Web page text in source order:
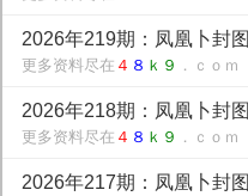
2026年219期：凤凰卜封图
更多资料尽在 ４ ８ ｋ９ ．ｃｏｍ
2026年218期：凤凰卜封图
更多资料尽在 ４ ８ ｋ９ ．ｃｏｍ
2026年217期：凤凰卜封图